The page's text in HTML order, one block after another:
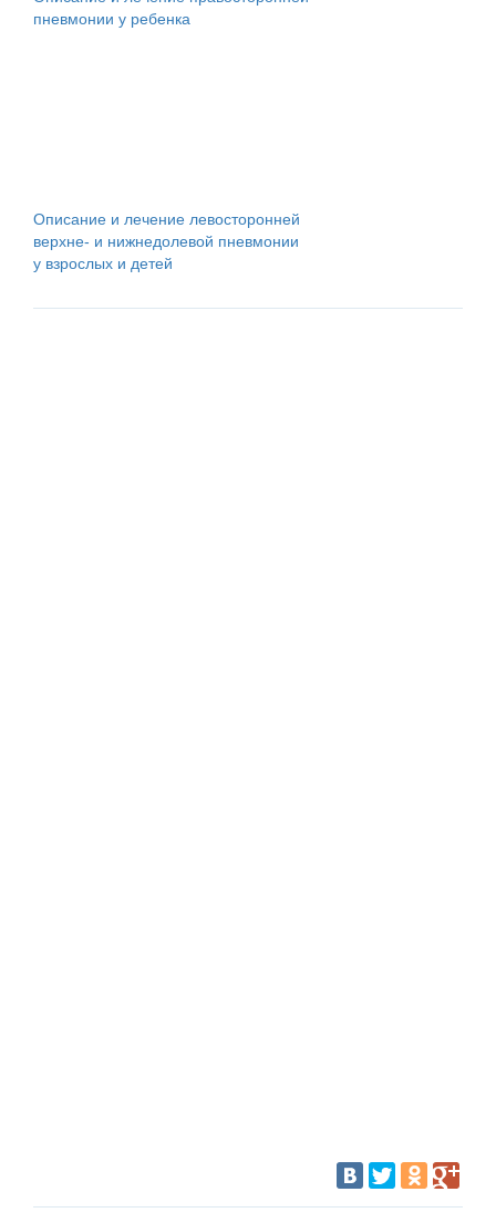
пневмонии у ребенка
Описание и лечение левосторонней
верхне- и нижнедолевой пневмонии
у взрослых и детей